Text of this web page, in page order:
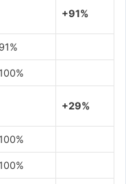
+91%
91%
100%
+29%
100%
100%